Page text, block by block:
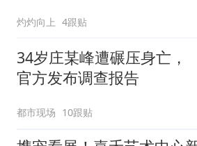
灼灼向上 4跟贴
34岁庄某峰遭碾压身亡，
官方发布调查报告
都市现场 10跟贴